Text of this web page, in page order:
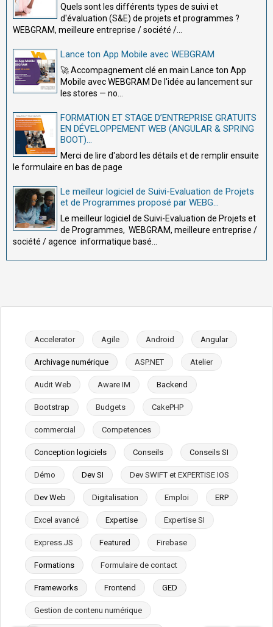
Quels sont les différents types de suivi et
d'évaluation (S&E) de projets et programmes ?
WEBGRAM, meilleure entreprise / société /...
Lance ton App Mobile avec WEBGRAM
🚀 Accompagnement clé en main Lance ton App
Mobile avec WEBGRAM De l'idée au lancement sur
les stores — no...
FORMATION ET STAGE D’ENTREPRISE GRATUITS
EN DÉVELOPPEMENT WEB (ANGULAR & SPRING
BOOT)...
Merci de lire d'abord les détails et de remplir ensuite
le formulaire en bas de page
Le meilleur logiciel de Suivi-Evaluation de Projets
et de Programmes proposé par WEBG...
Le meilleur logiciel de Suivi-Evaluation de Projets et
de Programmes, WEBGRAM, meilleure entreprise /
société / agence informatique basé...
Accelerator Agile Android Angular
Archivage numérique ASP.NET Atelier
Audit Web Aware IM Backend
Bootstrap Budgets CakePHP
commercial Competences
Conception logiciels Conseils Conseils SI
Démo Dev SI Dev SWIFT et EXPERTISE IOS
Dev Web Digitalisation Emploi ERP
Excel avancé Expertise Expertise SI
Express.JS Featured Firebase
Formations Formulaire de contact
Frameworks Frontend GED
Gestion de contenu numérique